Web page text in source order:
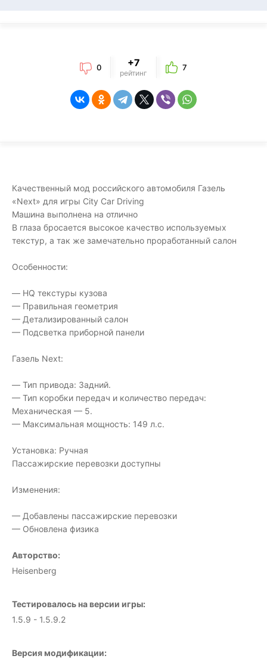
0 +7
рейтинг
7
Качественный мод российского автомобиля Газель
«Next» для игры City Car Driving
Машина выполнена на отлично
В глаза бросается высокое качество используемых
текстур, а так же замечательно проработанный салон
Особенности:
— HQ текстуры кузова
— Правильная геометрия
— Детализированный салон
— Подсветка приборной панели
Газель Next:
— Тип привода: Задний.
— Тип коробки передач и количество передач:
Механическая — 5.
— Максимальная мощность: 149 л.с.
Установка: Ручная
Пассажирские перевозки доступны
Изменения:
— Добавлены пассажирские перевозки
— Обновлена физика
Авторство:
Heisenberg
Тестировалось на версии игры:
1.5.9 - 1.5.9.2
Версия модификации: